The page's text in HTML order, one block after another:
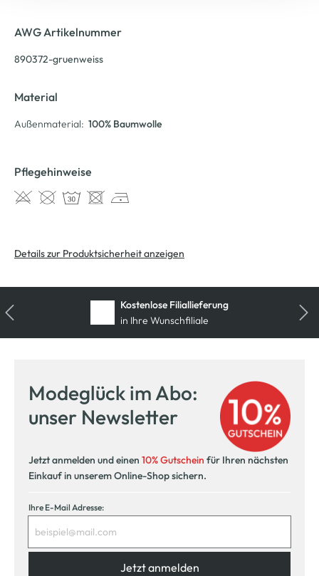
AWG Artikelnummer
890372-gruenweiss
Material
Außenmaterial: 100% Baumwolle
Pflegehinweise
Details zur Produktsicherheit anzeigen
Kostenlose Filiallieferung
in Ihre Wunschfiliale
Modeglück im Abo:
unser Newsletter
Jetzt anmelden und einen 10% Gutschein für Ihren nächsten
Einkauf in unserem Online-Shop sichern.
Ihre E-Mail Adresse:
Jetzt anmelden